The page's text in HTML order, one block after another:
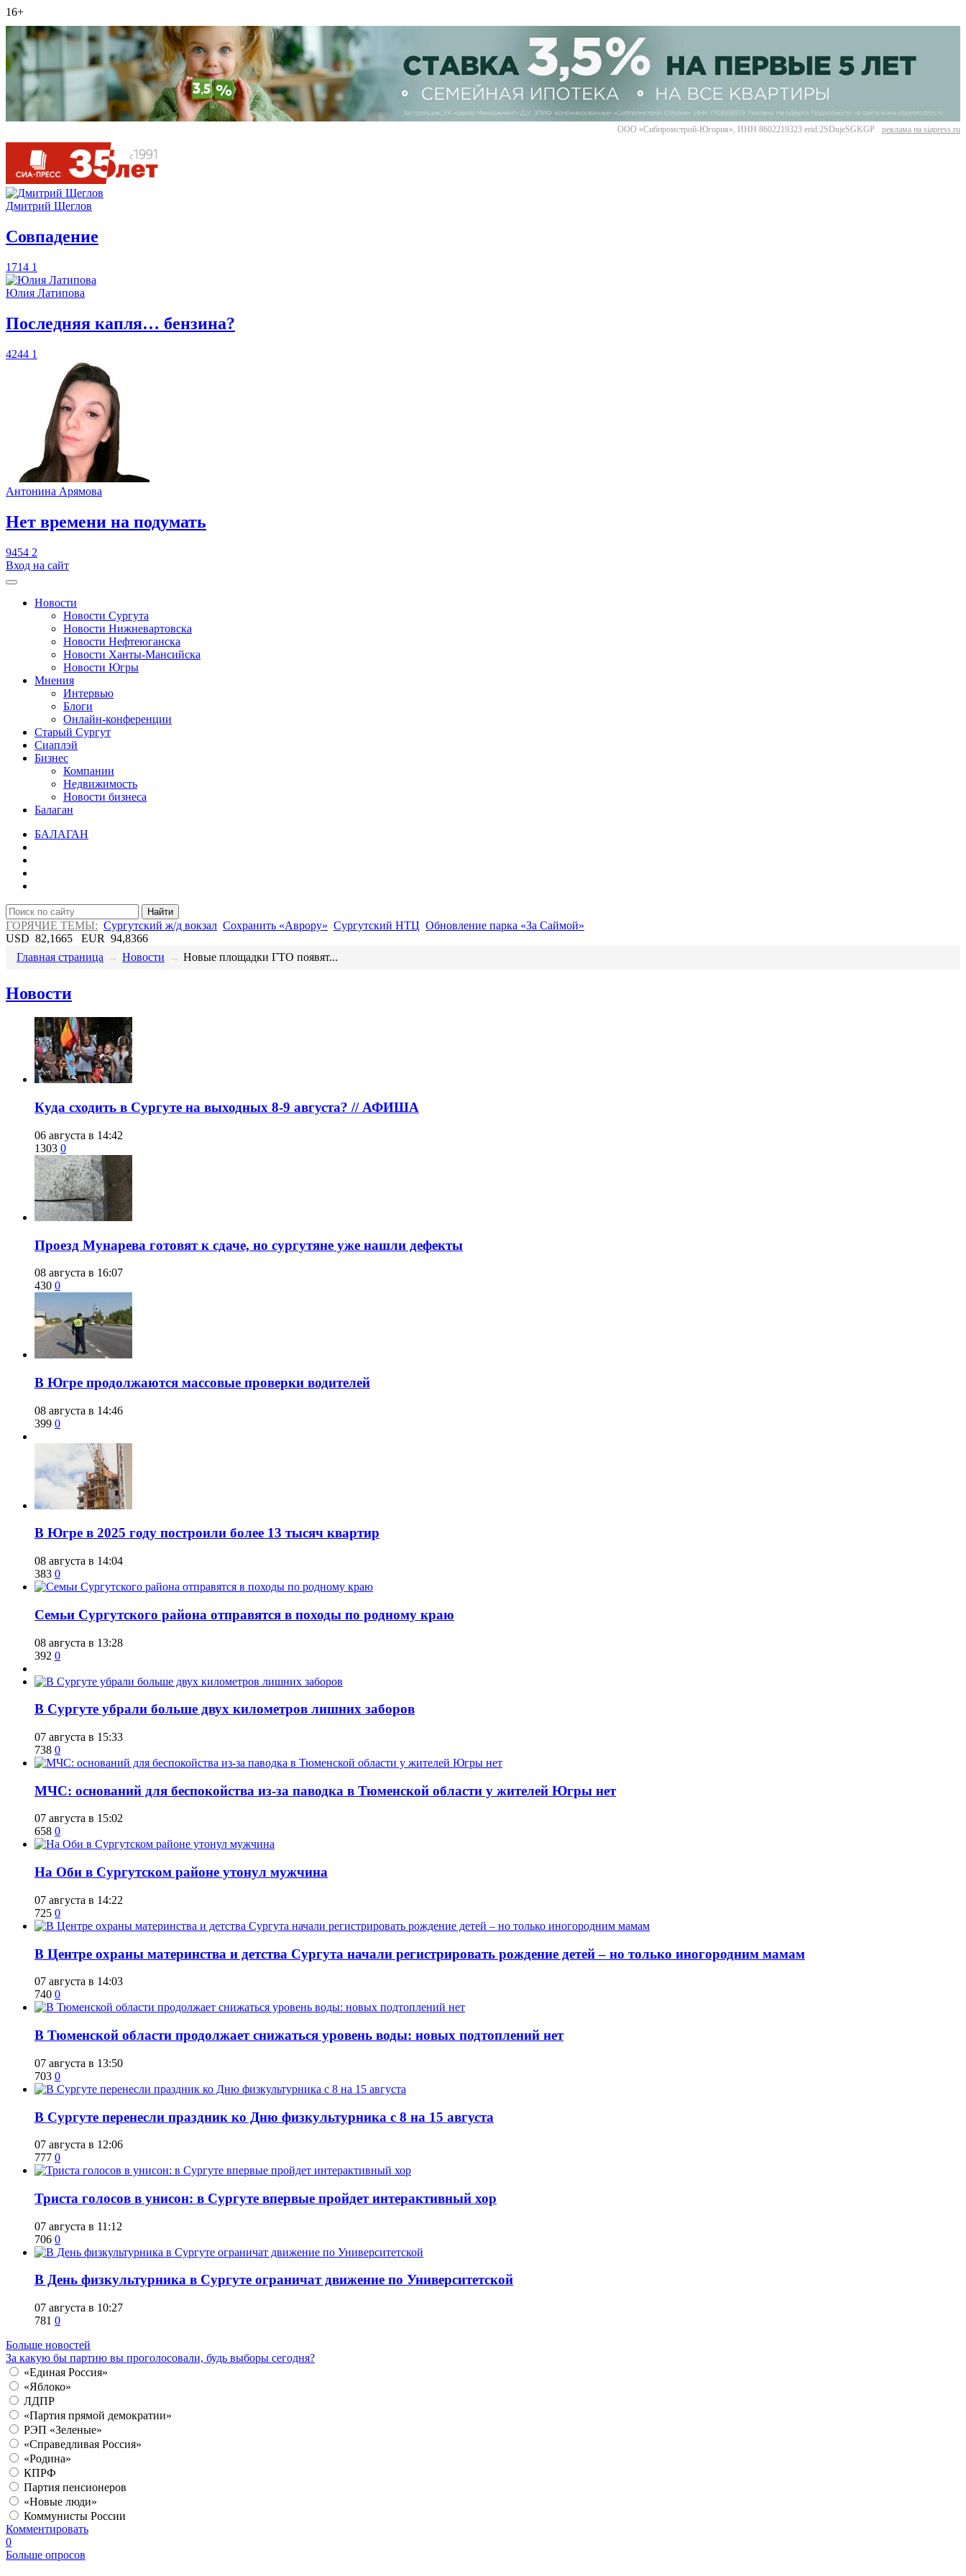
16+
ООО «Сибпромстрой-Югория», ИНН 8602219323 erid:2SDnjeSGKGP реклама на siapress.ru
Дмитрий Щеглов
​Совпадение
1714 1
Юлия Латипова
​Последняя капля… бензина?
4244 1
Антонина Арямова
​Нет времени на подумать
9454 2
Вход на сайт
Новости
Новости Сургута
Новости Нижневартовска
Новости Нефтеюганска
Новости Ханты-Мансийска
Новости Югры
Мнения
Интервью
Блоги
Онлайн-конференции
Старый Сургут
Сиаплэй
Бизнес
Компании
Недвижимость
Новости бизнеса
Балаган
БАЛАГАН
Найти
ГОРЯЧИЕ ТЕМЫ: Сургутский ж/д вокзал Сохранить «Аврору» Сургутский НТЦ Обновление парка «За Саймой»
USD 82,1665 EUR 94,8366
Главная страница → Новости → ​Новые площадки ГТО появят...
Новости
​Куда сходить в Сургуте на выходных 8-9 августа? // АФИША
06 августа в 14:42
1303 0
​Проезд Мунарева готовят к сдаче, но сургутяне уже нашли дефекты
08 августа в 16:07
430 0
​В Югре продолжаются массовые проверки водителей
08 августа в 14:46
399 0
​В Югре в 2025 году построили более 13 тысяч квартир
08 августа в 14:04
383 0
​Семьи Сургутского района отправятся в походы по родному краю
08 августа в 13:28
392 0
​В Сургуте убрали больше двух километров лишних заборов
07 августа в 15:33
738 0
​МЧС: оснований для беспокойства из-за паводка в Тюменской области у жителей Югры нет
07 августа в 15:02
658 0
​На Оби в Сургутском районе утонул мужчина
07 августа в 14:22
725 0
​В Центре охраны материнства и детства Сургута начали регистрировать рождение детей – но только иногородним мамам
07 августа в 14:03
740 0
​В Тюменской области продолжает снижаться уровень воды: новых подтоплений нет
07 августа в 13:50
703 0
​В Сургуте перенесли праздник ко Дню физкультурника с 8 на 15 августа
07 августа в 12:06
777 0
​Триста голосов в унисон: в Сургуте впервые пройдет интерактивный хор
07 августа в 11:12
706 0
​В День физкультурника в Сургуте ограничат движение по Университетской
07 августа в 10:27
781 0
Больше новостей
За какую бы партию вы проголосовали, будь выборы сегодня?
«Единая Россия»
«Яблоко»
ЛДПР
«Партия прямой демократии»
РЭП «Зеленые»
«Справедливая Россия»
«Родина»
КПРФ
Партия пенсионеров
«Новые люди»
Коммунисты России
Комментировать
0
Больше опросов